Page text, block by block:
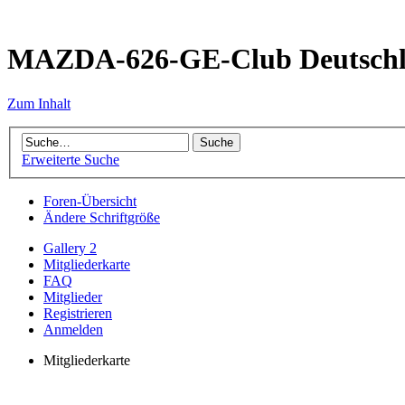
MAZDA-626-GE-Club
Zum Inhalt
Erweiterte Suche
Foren-Übersicht
Ändere Schriftgröße
Gallery 2
Mitgliederkarte
FAQ
Mitglieder
Registrieren
Anmelden
Mitgliederkarte